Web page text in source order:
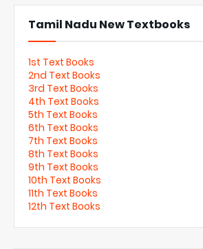
Tamil Nadu New Textbooks
1st Text Books
2nd Text Books
3rd Text Books
4th Text Books
5th Text Books
6th Text Books
7th Text Books
8th Text Books
9th Text Books
10th Text Books
11th Text Books
12th Text Books